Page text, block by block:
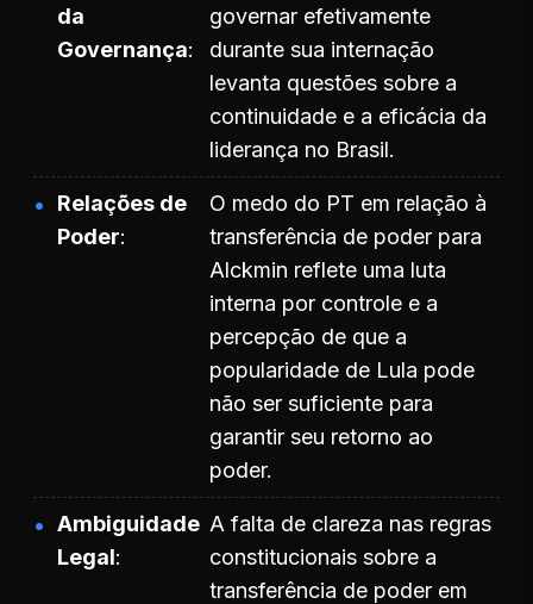
da
Governança
governar efetivamente
durante sua internação
levanta questões sobre a
continuidade e a eficácia da
liderança no Brasil.
Relações de
Poder
O medo do PT em relação à
transferência de poder para
Alckmin reflete uma luta
interna por controle e a
percepção de que a
popularidade de Lula pode
não ser suficiente para
garantir seu retorno ao
poder.
Ambiguidade
Legal
A falta de clareza nas regras
constitucionais sobre a
transferência de poder em